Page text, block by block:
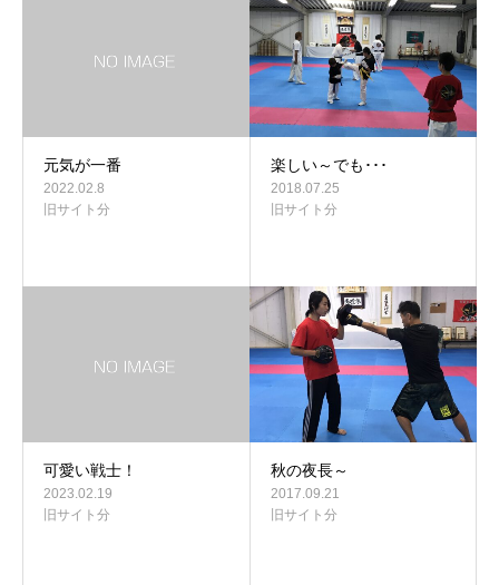
元気が一番
2022.02.8
旧サイト分
楽しい～でも･･･
2018.07.25
旧サイト分
可愛い戦士！
2023.02.19
旧サイト分
秋の夜長～
2017.09.21
旧サイト分